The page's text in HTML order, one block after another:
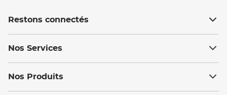
Restons connectés
Nos Services
Nos Produits